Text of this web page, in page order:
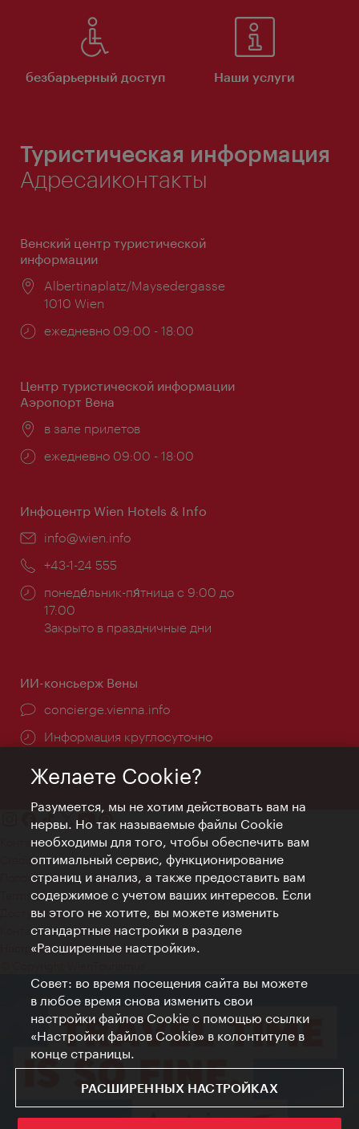
безбарьерный доступ Наши услуги
Туристическая информация
Адресаиконтакты
Венский центр туристической
информации
Расположение:
Albertinaplatz/Maysedergasse
1010 Wien
Часы
ежедневно 09:00 - 18:00
Центр туристической информации
Аэропорт Вена
Расположение:
в зале прилетов
Часы
ежедневно 09:00 - 18:00
Инфоцентр Wien Hotels & Info
Эл.
info@wien.info
Телефон:
+43-1-24 555
Часы
работы:
понеде́льник-пя́тница с 9:00 до
17:00
Закрыто в праздничные дни
ИИ-консьерж Вены
concierge.vienna.info
Информация круглосуточно
Контакт
Credits
Положение о конфиденциальности
Terms of Use
Доступность
Контакты для прессы
Настройки файлов Cookie
Желаете Cookie?
Разумеется, мы не хотим действовать вам на
нервы. Но так называемые файлы Cookie
необходимы для того, чтобы обеспечить вам
оптимальный сервис, функционирование
страниц и анализ, а также предоставить вам
содержимое с учетом ваших интересов. Если
вы этого не хотите, вы можете изменить
стандартные настройки в разделе
«Расширенные настройки».
Совет: во время посещения сайта вы можете
в любое время снова изменить свои
настройки файлов Cookie с помощью ссылки
«Настройки файлов Cookie» в колонтитуле в
конце страницы.
РАСШИРЕННЫХ НАСТРОЙКАХ